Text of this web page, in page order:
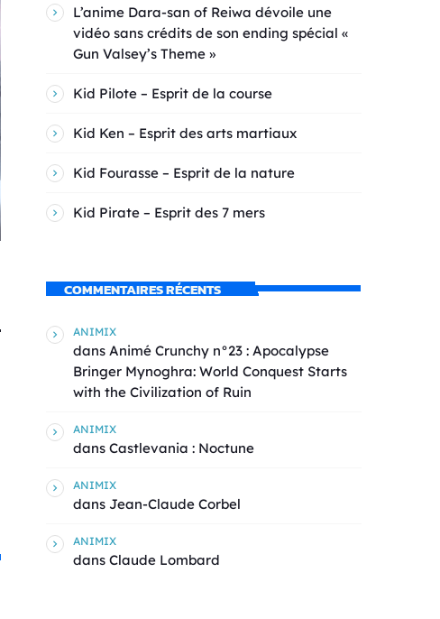
L’anime Dara-san of Reiwa dévoile une
vidéo sans crédits de son ending spécial «
Gun Valsey’s Theme »
Kid Pilote – Esprit de la course
Kid Ken – Esprit des arts martiaux
Kid Fourasse – Esprit de la nature
Kid Pirate – Esprit des 7 mers
COMMENTAIRES RÉCENTS
ANIMIX
dans Animé Crunchy n°23 : Apocalypse
Bringer Mynoghra: World Conquest Starts
with the Civilization of Ruin
ANIMIX
dans Castlevania : Noctune
ANIMIX
dans Jean-Claude Corbel
ANIMIX
dans Claude Lombard